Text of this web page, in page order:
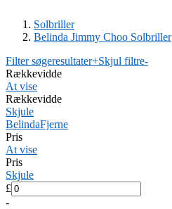
Solbriller
Belinda Jimmy Choo Solbriller
Filter søgeresultater+Skjul filtre-
Rækkevidde
At vise
Rækkevidde
Skjule
BelindaFjerne
Pris
At vise
Pris
Skjule
£
-